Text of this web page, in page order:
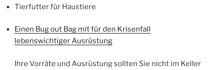
Tierfutter für Haustiere
Einen Bug out Bag mit für den Krisenfall
lebenswichtiger Ausrüstung
Ihre Vorräte und Ausrüstung sollten Sie nicht im Keller